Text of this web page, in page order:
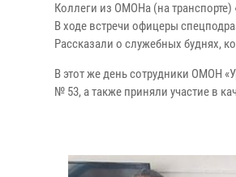
Коллеги из ОМОНа (на
В ходе встречи офицеры
Рассказали о служебных буднях,
В этот же день сотрудники ОМОН
№ 53, а также приняли участие в